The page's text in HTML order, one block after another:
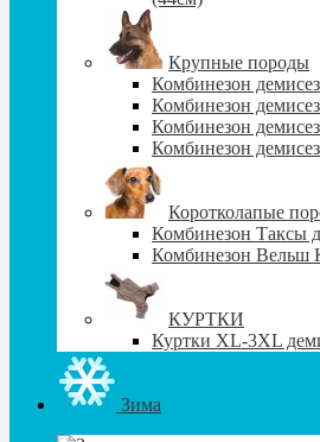
Крупные породы
Комбинезон
Комбинезон
Комбинезон
Комбинезон
Коротколапые
Комбинезон Таксы
Комбинезон Вельш
КУРТКИ
Куртки XL-3XL
Зима